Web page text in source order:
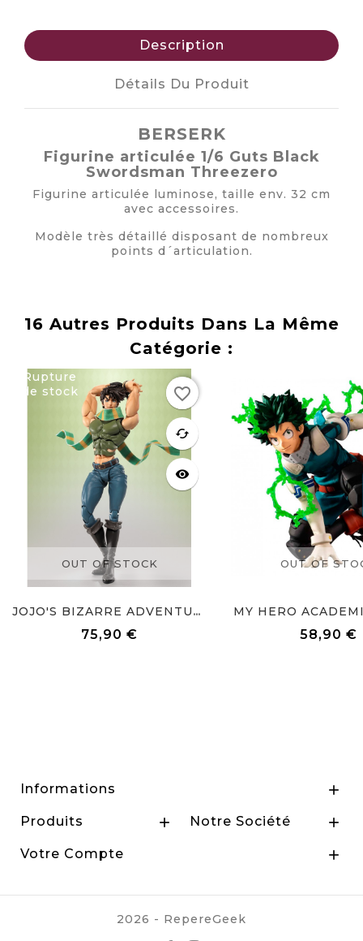
Description
Détails Du Produit
BERSERK
Figurine articulée 1/6 Guts Black
Swordsman Threezero
Figurine articulée luminose, taille env. 32 cm
avec accessoires.
Modèle très détaillé disposant de nombreux
points d´articulation.
16 Autres Produits Dans La Même
Catégorie :
Rupture
de stock
OUT OF STOCK
favorite
cached
visibility
JOJO'S BIZARRE ADVENTURE SH...
75,90 €
favorite_border
de stock
OUT OF
MY HERO
58,90 €
Informations 
Produits  Notre Société 
Votre Compte 
2026 - RepereGeek